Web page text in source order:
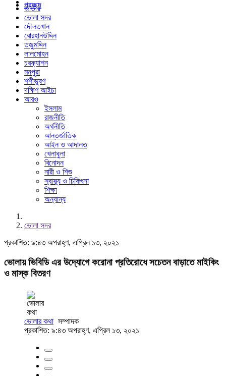
প্রচ্ছদ
জাতীয়
ভোলা সদর
দৌলতখান
বোরহানউদ্দিন
তজুমদ্দিন
লালমোহন
চরফ্যাশন
মনপুরা
শশীভূষণ
দক্ষিণ আইচা
আরও
ইসলাম
রাজনীতি
অর্থনীতি
আন্তর্জাতিক
আইন ও আদালত
খেলাধুলা
বিনোদন
নারী ও শিশু
স্বাস্থ্য ও চিকিৎসা
শিক্ষা
অন্যান্য
ভোলা সদর
প্রকাশিত: ৯:৪৩ অপরাহ্ণ, এপ্রিল ১৩, ২০২১
ভোলায় ভিবিডি এর উদ্যোগে করোনা প্রতিরোধে সচেতন বাড়াতে মাইকিং
ও মাস্ক বিতরণ
ভোলার কথা সম্পাদক
প্রকাশিত: ৯:৪৩ অপরাহ্ণ, এপ্রিল ১৩, ২০২১